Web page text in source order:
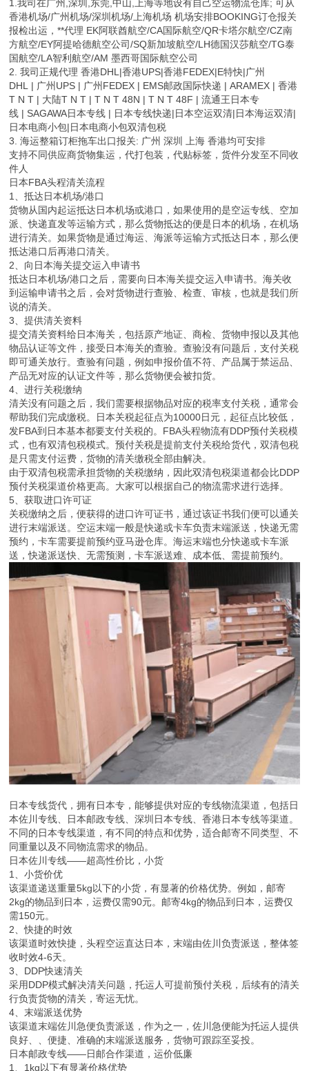
1.我司在广州,深圳,东莞,中山,上海等地设有自己空运物流仓库; 可从
香港机场/广州机场/深圳机场/上海机场 机场安排BOOKING订仓报关
报检出运，**代理 EK阿联酋航空/CA国际航空/QR卡塔尔航空/CZ南
方航空/EY阿提哈德航空公司/SQ新加坡航空/LH德国汉莎航空/TG泰
国航空/LA智利航空/AM 墨西哥国际航空公司
2. 我司正规代理 香港DHL|香港UPS|香港FEDEX|E特快|广州
DHL | 广州UPS | 广州FEDEX | EMS邮政国际快递 | ARAMEX | 香港
T N T | 大陆T N T | T N T 48N | T N T 48F | 流通王日本专
线 | SAGAWA日本专线 | 日本专线快递|日本空运双清|日本海运双清|
日本电商小包|日本电商小包双清包税
3. 海运整箱订柜拖车出口报关: 广州 深圳 上海 香港均可安排
支持不同供应商货物集运，代打包装，代贴标签，货件分发至不同收
件人
日本FBA头程清关流程
1、抵达日本机场/港口
货物从国内起运抵达日本机场或港口，如果使用的是空运专线、空加
派、快递直发等运输方式，那么货物抵达的便是日本的机场，在机场
进行清关。如果货物是通过海运、海派等运输方式抵达日本，那么便
抵达港口后再港口清关。
2、向日本海关提交运入申请书
抵达日本机场/港口之后，需要向日本海关提交运入申请书。海关收
到运输申请书之后，会对货物进行查验、检查、审核，也就是我们所
说的清关。
3、提供清关资料
提交清关资料给日本海关，包括原产地证、商检、货物申报以及其他
物品认证等文件，接受日本海关的查验。查验没有问题后，支付关税
即可通关放行。查验有问题，例如申报价值不符、产品属于禁运品、
产品无对应的认证文件等，那么货物便会被扣货。
4、进行关税缴纳
清关没有问题之后，我们需要根据物品对应的税率支付关税，通常会
帮助我们完成缴税。日本关税起征点为10000日元，起征点比较低，
发FBA到日本基本都要支付关税的。FBA头程物流有DDP预付关税模
式，也有双清包税模式。预付关税是提前支付关税给货代，双清包税
是只需支付运费，货物的清关缴税全部由解决。
由于双清包税需承担货物的关税缴纳，因此双清包税渠道都会比DDP
预付关税渠道价格更高。大家可以根据自己的物流需求进行选择。
5、获取进口许可证
关税缴纳之后，便获得的进口许可证书，通过该证书我们便可以通关
进行末端派送。空运末端一般是快递或卡车负责末端派送，快递无需
预约，卡车需要提前预约亚马逊仓库。海运末端也分快递或卡车派
送，快递派送快、无需预测，卡车派送难、成本低、需提前预约。
日本专线货代，拥有日本专，能够提供对应的专线物流渠道，包括日
本佐川专线、日本邮政专线、深圳日本专线、香港日本专线等渠道。
不同的日本专线渠道，有不同的特点和优势，适合邮寄不同类型、不
同重量以及不同物流需求的物品。
日本佐川专线——超高性价比，小货
1、小货价优
该渠道递送重量5kg以下的小货，有显著的价格优势。例如，邮寄
2kg的物品到日本，运费仅需90元。邮寄4kg的物品到日本，运费仅
需150元。
2、快捷的时效
该渠道时效快捷，头程空运直达日本，末端由佐川负责派送，整体签
收时效4-6天。
3、DDP快速清关
采用DDP模式解决清关问题，托运人可提前预付关税，后续有的清关
行负责货物的清关，寄运无忧。
4、末端派送优势
该渠道末端佐川急便负责派送，作为之一，佐川急便能为托运人提供
良好、、便捷、准确的末端派送服务，货物可跟踪至妥投。
日本邮政专线——日邮合作渠道，运价低廉
1、1kg以下有显著价格优势